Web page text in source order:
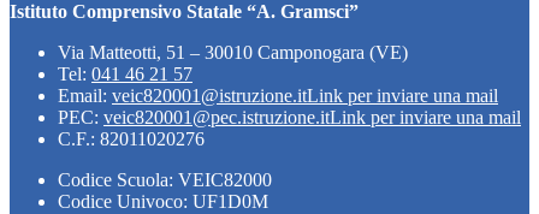
Istituto Comprensivo Statale “A. Gramsci”
Via Matteotti, 51 – 30010 Camponogara (VE)
Tel: 041 46 21 57
Email: veic820001@istruzione.itLink per inviare una mail
PEC: veic820001@pec.istruzione.itLink per inviare una mail
C.F.: 82011020276
Codice Scuola: VEIC82000
Codice Univoco: UF1D0M